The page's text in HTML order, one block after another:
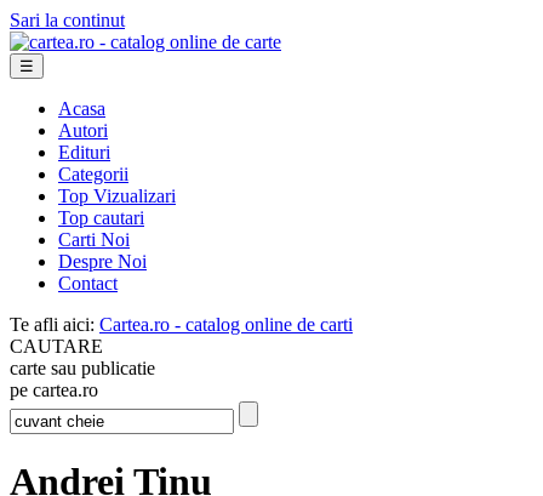
Sari la continut
☰
Acasa
Autori
Edituri
Categorii
Top Vizualizari
Top cautari
Carti Noi
Despre Noi
Contact
Te afli aici: Cartea.ro - catalog online de carti
CAUTARE
carte sau publicatie
pe cartea.ro
Andrei Tinu